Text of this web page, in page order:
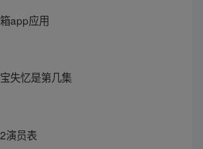
app应用
失忆是第几集
演员表